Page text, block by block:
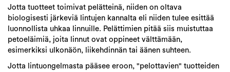
Jotta tuotteet toimivat pelätteinä, niiden on oltava
biologisesti järkeviä lintujen kannalta eli niiden tulee esittää
luonnollista uhkaa linnuille. Pelättimien pitää siis muistuttaa
petoeläimiä, joita linnut ovat oppineet välttämään,
esimerkiksi ulkonäön, liikehdinnän tai äänen suhteen.
Jotta lintuongelmasta pääsee eroon, "pelottavien" tuotteiden